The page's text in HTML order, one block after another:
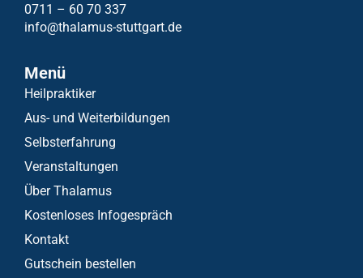
0711 – 60 70 337
info@thalamus-stuttgart.de
Menü
Heilpraktiker
Aus- und Weiterbildungen
Selbsterfahrung
Veranstaltungen
Über Thalamus
Kostenloses Infogespräch
Kontakt
Gutschein bestellen